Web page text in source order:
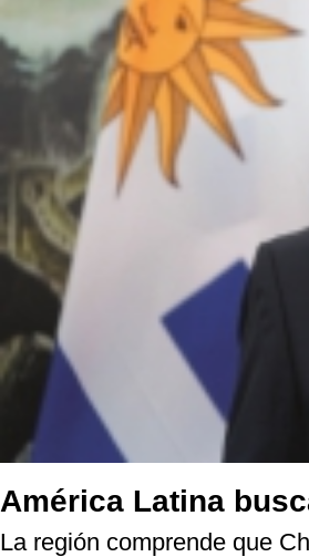
América Latina
La región comprende que